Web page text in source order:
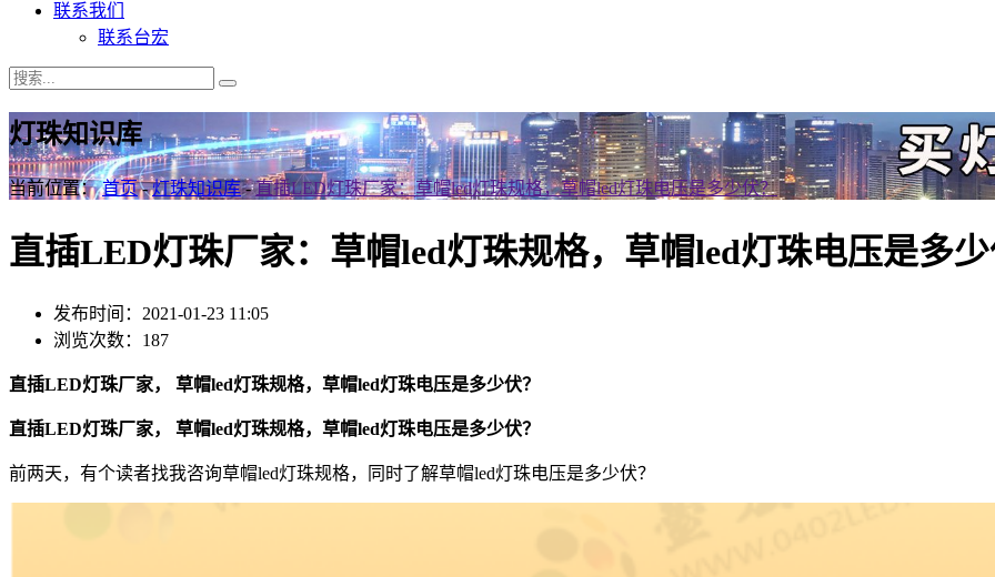
联系我们
联系台宏
灯珠知识库
当前位置：首页-灯珠知识库-直插LED灯珠厂家：草帽led灯珠规格，草帽led灯珠电压是多少伏？
直插LED灯珠厂家：草帽led灯珠规格，草帽led灯珠电压是多
发布时间：2021-01-23 11:05
浏览次数：187
直插LED灯珠厂家， 草帽led灯珠规格，草帽led灯珠电压是多少伏？
直插LED灯珠厂家， 草帽led灯珠规格，草帽led灯珠电压是多少伏？
前两天，有个读者找我咨询草帽led灯珠规格，同时了解草帽led灯珠电压是多少伏？